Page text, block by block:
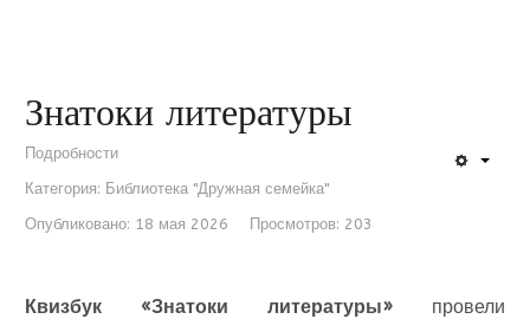
Знатоки литературы
Подробности
Категория: Библиотека "Дружная семейка"
Опубликовано: 18 мая 2026
Просмотров: 203
Квизбук «Знатоки литературы» провели